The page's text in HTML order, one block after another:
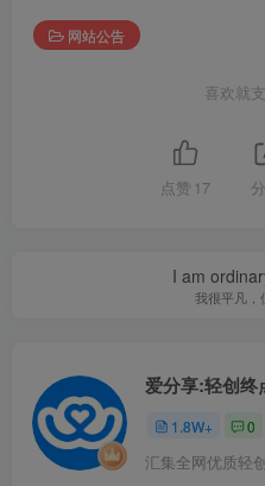
网站公告
喜欢就
点赞 17
I am
我很平凡，
爱分享:轻创终
1.8W+ 0
汇集全网优质轻